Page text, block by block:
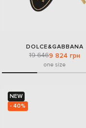
DOLCE&GABBANA
19 6469 824 грн
one size
NEW
- 40%